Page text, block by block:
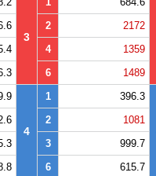
3
2 2172
4 1359
6 1489
4
1 396.3
2 1081
3 999.7
6 615.7